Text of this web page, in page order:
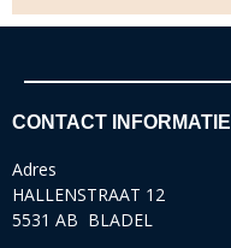
CONTACT INFORMATIE
Adres
HALLENSTRAAT 12
5531 AB BLADEL